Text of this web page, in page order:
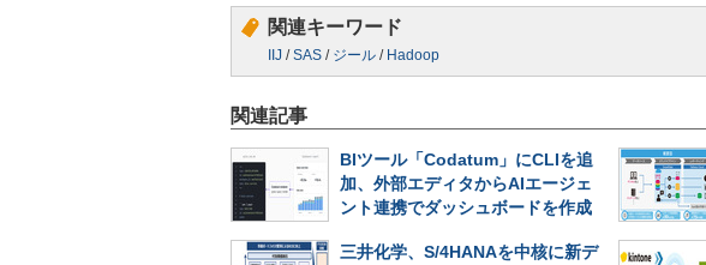
関連キーワード
IIJ /SAS / ジール / Hadoop
関連記事
BIツール「Codatum」にCLIを追
加、外部エディタからAIエージェ
ント連携でダッシュボードを作成
三井化学、S/4HANAを中核に新デ